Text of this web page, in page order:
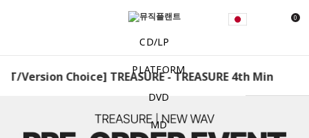
0
CD/LP
PLATFORM
DVD
MD
Version Choice] TREASURE - TREASURE 4th Mini